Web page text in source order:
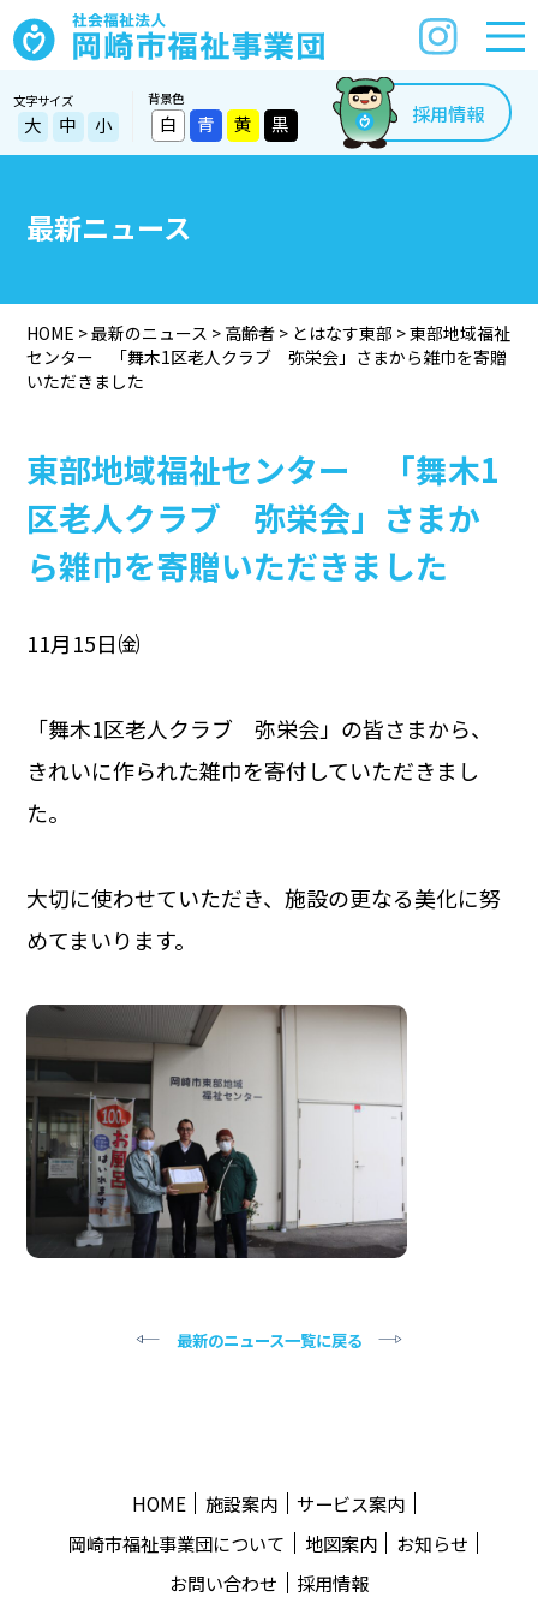
文字サイズ
大 中 小
背景色
白 青 黄 黒 採用情報
最新ニュース
HOME >最新のニュース > 高齢者 > とはなす東部 >東部地域福祉
センター 「舞木1区老人クラブ 弥栄会」さまから雑巾を寄贈
いただきました
東部地域福祉センター 「舞木1
区老人クラブ 弥栄会」さまか
ら雑巾を寄贈いただきました
11月15日㈮
「舞木1区老人クラブ 弥栄会」の皆さまから、
きれいに作られた雑巾を寄付していただきまし
た。
大切に使わせていただき、施設の更なる美化に努
めてまいります。
最新のニュース一覧に戻る
HOME 施設案内
サービス案内
岡崎市福祉事業団について
地図案内
お知らせ
お問い合わせ
採用情報